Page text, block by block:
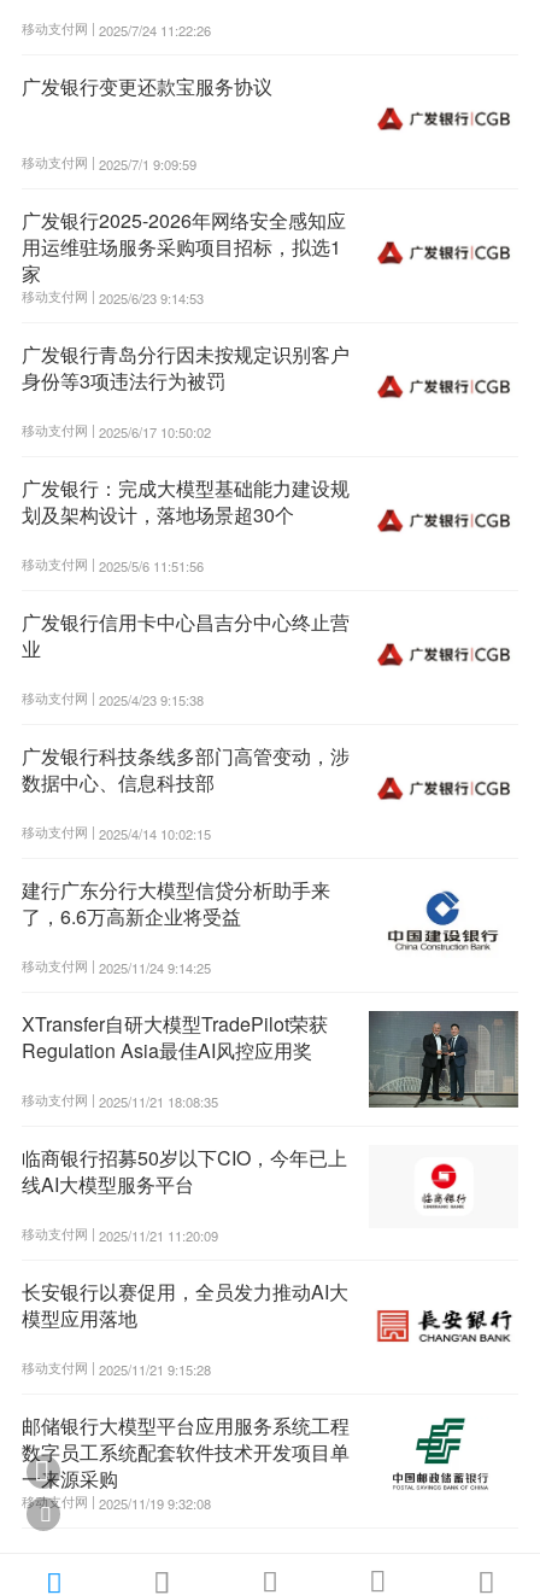
移动支付网 | 2025/7/24 11:22:26
广发银行变更还款宝服务协议
移动支付网 | 2025/7/1 9:09:59
广发银行2025-2026年网络安全感知应
用运维驻场服务采购项目招标，拟选1
家
移动支付网 | 2025/6/23 9:14:53
广发银行青岛分行因未按规定识别客户
身份等3项违法行为被罚
移动支付网 | 2025/6/17 10:50:02
广发银行：完成大模型基础能力建设规
划及架构设计，落地场景超30个
移动支付网 | 2025/5/6 11:51:56
广发银行信用卡中心昌吉分中心终止营
业
移动支付网 | 2025/4/23 9:15:38
广发银行科技条线多部门高管变动，涉
数据中心、信息科技部
移动支付网 | 2025/4/14 10:02:15
建行广东分行大模型信贷分析助手来
了，6.6万高新企业将受益
移动支付网 | 2025/11/24 9:14:25
XTransfer自研大模型TradePilot荣获
Regulation Asia最佳AI风控应用奖
移动支付网 | 2025/11/21 18:08:35
临商银行招募50岁以下CIO，今年已上
线AI大模型服务平台
移动支付网 | 2025/11/21 11:20:09
长安银行以赛促用，全员发力推动AI大
模型应用落地
移动支付网 | 2025/11/21 9:15:28
邮储银行大模型平台应用服务系统工程
数字员工系统配套软件技术开发项目单
一来源采购
移动支付网 | 2025/11/19 9:32:08
    

